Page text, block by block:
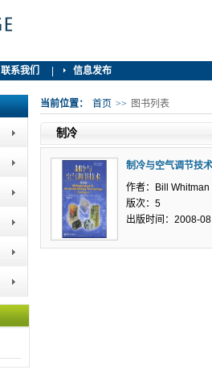
联系我们 信息发布
当前位置： 首页 >> 图书列表
制冷
制冷与空气调节技术
作者：Bill Whitman
版次：5
出版时间：2008-08